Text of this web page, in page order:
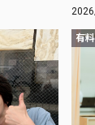
有